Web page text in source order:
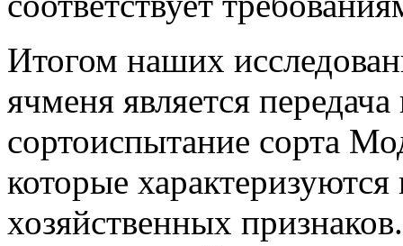
Итогом наших
ячменя является
сортоиспытание сорта
которые
хозяйственных